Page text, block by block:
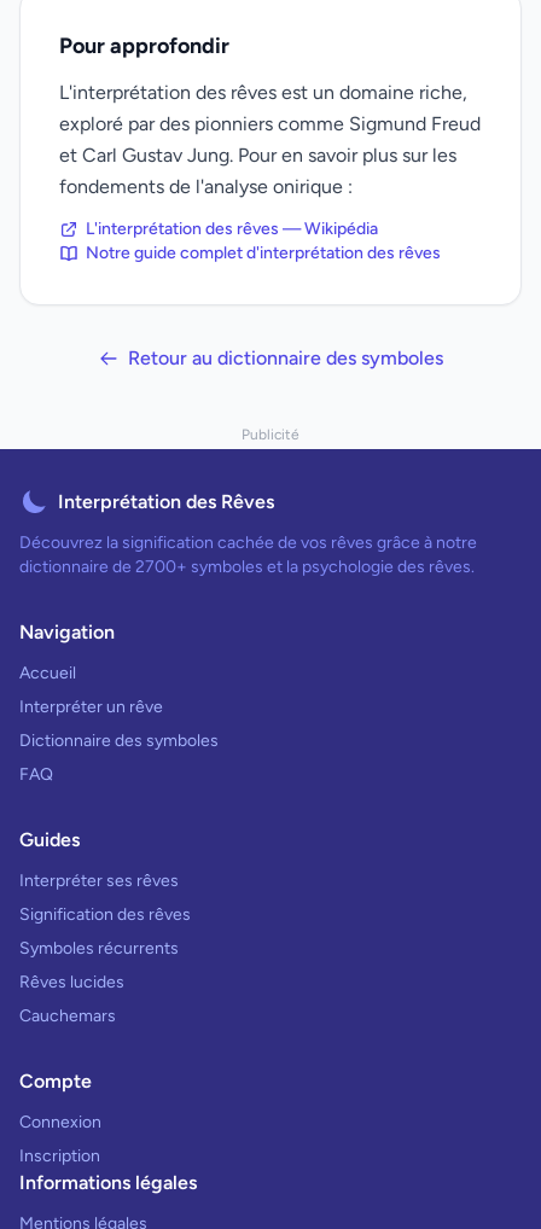
Pour approfondir
L'interprétation des rêves est un domaine riche,
exploré par des pionniers comme Sigmund Freud
et Carl Gustav Jung. Pour en savoir plus sur les
fondements de l'analyse onirique :
L'interprétation des rêves — Wikipédia
Notre guide complet d'interprétation des rêves
Retour au dictionnaire des symboles
Publicité
Interprétation des Rêves
Découvrez la signification cachée de vos rêves grâce à notre
dictionnaire de 2700+ symboles et la psychologie des rêves.
Navigation
Accueil
Interpréter un rêve
Dictionnaire des symboles
FAQ
Guides
Interpréter ses rêves
Signification des rêves
Symboles récurrents
Rêves lucides
Cauchemars
Compte
Connexion
Inscription
Informations légales
Mentions légales